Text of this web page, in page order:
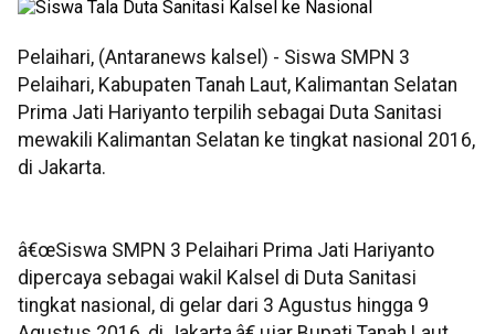
Pelaihari, (Antaranews kalsel) - Siswa SMPN 3
Pelaihari, Kabupaten Tanah Laut, Kalimantan Selatan
Prima Jati Hariyanto terpilih sebagai Duta Sanitasi
mewakili Kalimantan Selatan ke tingkat nasional 2016,
di Jakarta.
â€œSiswa SMPN 3 Pelaihari Prima Jati Hariyanto
dipercaya sebagai wakil Kalsel di Duta Sanitasi
tingkat nasional, di gelar dari 3 Agustus hingga 9